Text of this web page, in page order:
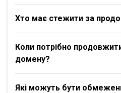
Хто має стежити за
Коли потрібно
домену?
Які можуть бути